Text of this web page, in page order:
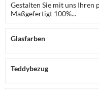
Gestalten Sie mit uns
Maßgefertigt 100%...
Glasfarben
Teddybezug